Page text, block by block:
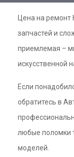
Цена на ремонт
запчастей и
приемлемая –
искусственной
Если
обратитесь в
любые поломки
моделей.